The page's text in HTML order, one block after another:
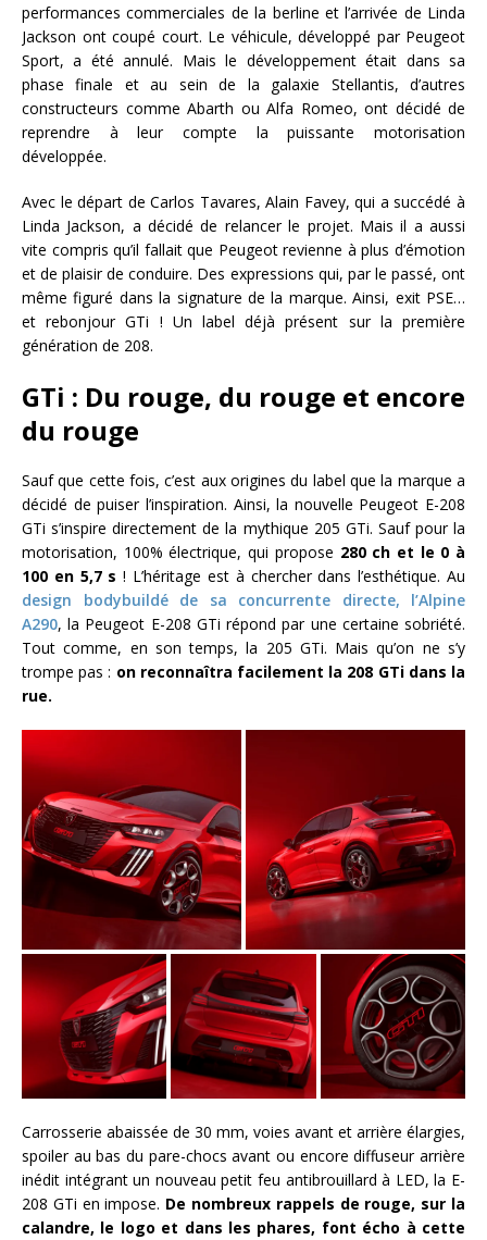
performances commerciales de la berline et l’arrivée de Linda
Jackson ont coupé court. Le véhicule, développé par Peugeot
Sport, a été annulé. Mais le développement était dans sa
phase finale et au sein de la galaxie Stellantis, d’autres
constructeurs comme Abarth ou Alfa Romeo, ont décidé de
reprendre à leur compte la puissante motorisation
développée.
Avec le départ de Carlos Tavares, Alain Favey, qui a succédé à
Linda Jackson, a décidé de relancer le projet. Mais il a aussi
vite compris qu’il fallait que Peugeot revienne à plus d’émotion
et de plaisir de conduire. Des expressions qui, par le passé, ont
même figuré dans la signature de la marque. Ainsi, exit PSE…
et rebonjour GTi ! Un label déjà présent sur la première
génération de 208.
GTi : Du rouge, du rouge et encore
du rouge
Sauf que cette fois, c’est aux origines du label que la marque a
décidé de puiser l’inspiration. Ainsi, la nouvelle Peugeot E-208
GTi s’inspire directement de la mythique 205 GTi. Sauf pour la
motorisation, 100% électrique, qui propose 280 ch et le 0 à
100 en 5,7 s ! L’héritage est à chercher dans l’esthétique. Au
design bodybuildé de sa concurrente directe, l’Alpine
A290, la Peugeot E-208 GTi répond par une certaine sobriété.
Tout comme, en son temps, la 205 GTi. Mais qu’on ne s’y
trompe pas : on reconnaîtra facilement la 208 GTi dans la
rue.
Carrosserie abaissée de 30 mm, voies avant et arrière élargies,
spoiler au bas du pare-chocs avant ou encore diffuseur arrière
inédit intégrant un nouveau petit feu antibrouillard à LED, la E-
208 GTi en impose. De nombreux rappels de rouge, sur la
calandre, le logo et dans les phares, font écho à cette